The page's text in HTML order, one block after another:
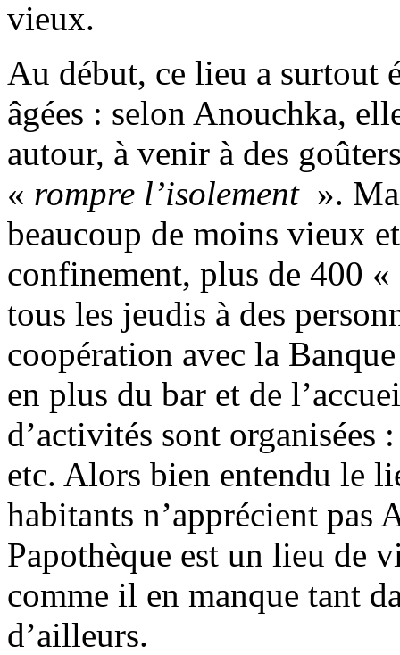
vieux.
Au début, ce lieu a surtout
âgées : selon Anouchka,
autour, à venir à des
« rompre l’isolement ».
beaucoup de moins vieux
confinement, plus de 400 «
tous les jeudis à des
coopération avec la
en plus du bar et de
d’activités sont
etc. Alors bien entendu le
habitants n’apprécient pas
Papothèque est un lieu de
comme il en manque tant
d’ailleurs.